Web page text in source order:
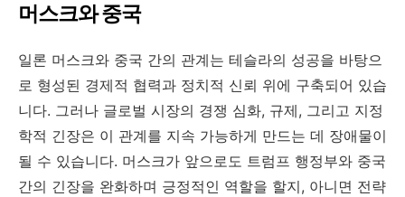
머스크와 중국
일론 머스크와 중국 간의 관계는 테슬라의 성공을 바탕으
로 형성된 경제적 협력과 정치적 신뢰 위에 구축되어 있습
니다. 그러나 글로벌 시장의 경쟁 심화, 규제, 그리고 지정
학적 긴장은 이 관계를 지속 가능하게 만드는 데 장애물이
될 수 있습니다. 머스크가 앞으로도 트럼프 행정부와 중국
간의 긴장을 완화하며 긍정적인 역할을 할지, 아니면 전략